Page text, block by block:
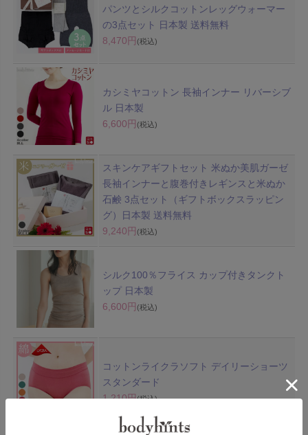
パンツとシルクコットンレッグウォーマー
の3点セット 日本製 送料無料
8,470円 (税込)
カシミヤコットン 長袖インナー リバーシブ
ル 日本製
6,600円 (税込)
スキンケアギフトセット 米ぬか美肌ガーゼ
長袖インナーと腹巻付きレギンスと米ぬか
石鹸 3点セット（ギフトボックスラッピン
グ）日本製 送料無料
9,240円 (税込)
シルク100％フライス カップ付きタンクト
ップ 日本製
6,600円 (税込)
コットンライクラソフト デイリーショーツ
スタンダード
1,210円(税込)